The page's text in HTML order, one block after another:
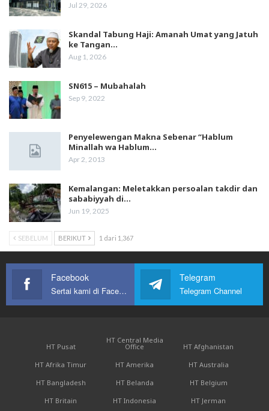
Jul 29, 2026
Skandal Tabung Haji: Amanah Umat yang Jatuh
ke Tangan…
Aug 1, 2026
SN615 – Mubahalah
Sep 9, 2022
Penyelewengan Makna Sebenar “Hablum
Minallah wa Hablum…
Apr 2, 2013
Kemalangan: Meletakkan persoalan takdir dan
sababiyyah di…
Jun 19, 2025
SEBELUM BERIKUT 1 dari 1,367
Facebook
Sertai kami di Facebook
Telegram
Telegram Channel
HT Pusat
HT Central Media
Office
HT Afghanistan
HT Afrika Timur
HT Amerika
HT Australia
HT Bangladesh
HT Belanda
HT Belgium
HT Britain
HT Indonesia HT Jerman